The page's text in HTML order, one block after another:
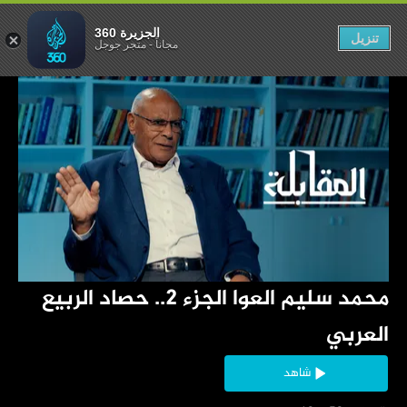
العربي
شاهد
الجزيرة 360
مجاناً-متجر جوجل تنزيل